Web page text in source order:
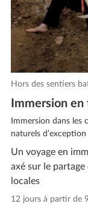
Hors des sentiers
Immersion
Immersion dans les
naturels d’exception
Un voyage en
axé sur le
locales
12 jours à partir de